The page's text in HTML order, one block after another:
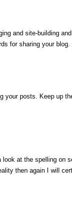
and site-building
for sharing your blog.
posts. Keep up
at the spelling on
then again I will